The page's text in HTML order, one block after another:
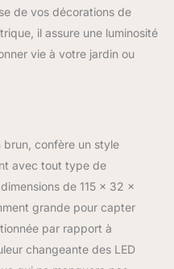
de 6 heures.
double ; les LED
briller en blanc
mais aussi en
: Étant
que le renne LED
a été testé, il est
comme décoration
pour l'intérieur et
de vos décorations de
il assure une luminosité
vie à votre jardin ou
confère un style
avec tout type de
de 115 x 32 x
grande pour capter
par rapport à
changeante des LED